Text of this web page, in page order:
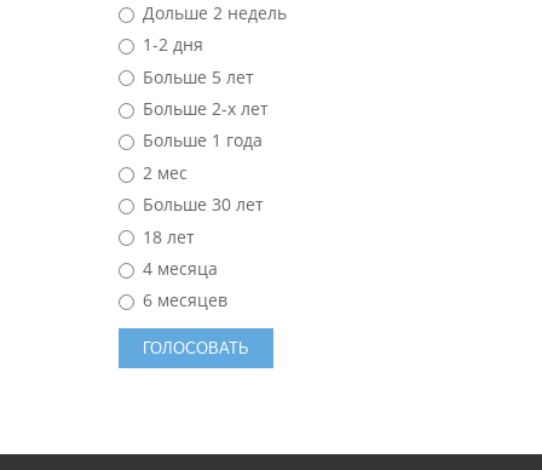
Дольше 2 недель
1-2 дня
Больше 5 лет
Больше 2-х лет
Больше 1 года
2 мес
Больше 30 лет
18 лет
4 месяца
6 месяцев